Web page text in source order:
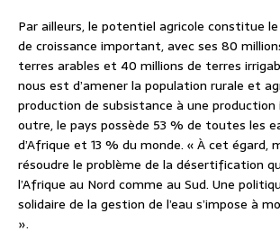
Par ailleurs, le potentiel agricole constitue
de croissance important, avec ses 80
terres arables et 40 millions de terres
nous est d’amener la population rurale et
production de subsistance à une production
outre, le pays possède 53 % de toutes les
d’Afrique et 13 % du monde. « À cet égard,
résoudre le problème de la désertification
l’Afrique au Nord comme au Sud. Une
solidaire de la gestion de l’eau s’impose à
».